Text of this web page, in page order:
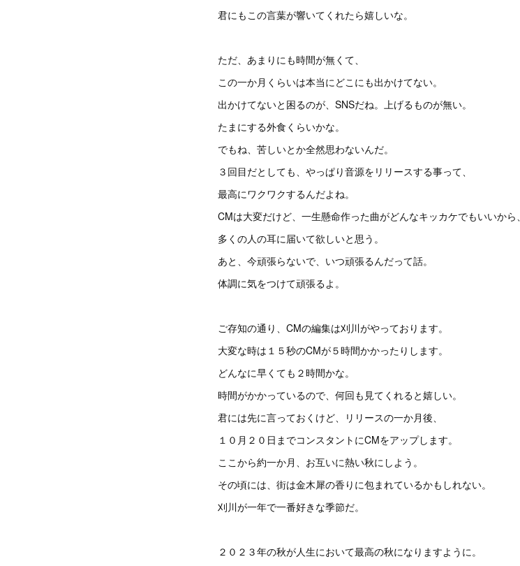
君にもこの言葉が響いてくれたら嬉しいな。
ただ、あまりにも時間が無くて、
この一か月くらいは本当にどこにも出かけてない。
出かけてないと困るのが、SNSだね。上げるものが無い。
たまにする外食くらいかな。
でもね、苦しいとか全然思わないんだ。
３回目だとしても、やっぱり音源をリリースする事って、
最高にワクワクするんだよね。
CMは大変だけど、一生懸命作った曲がどんなキッカケでもいいから、
多くの人の耳に届いて欲しいと思う。
あと、今頑張らないで、いつ頑張るんだって話。
体調に気をつけて頑張るよ。
ご存知の通り、CMの編集は刈川がやっております。
大変な時は１５秒のCMが５時間かかったりします。
どんなに早くても２時間かな。
時間がかかっているので、何回も見てくれると嬉しい。
君には先に言っておくけど、リリースの一か月後、
１０月２０日までコンスタントにCMをアップします。
ここから約一か月、お互いに熱い秋にしよう。
その頃には、街は金木犀の香りに包まれているかもしれない。
刈川が一年で一番好きな季節だ。
２０２３年の秋が人生において最高の秋になりますように。